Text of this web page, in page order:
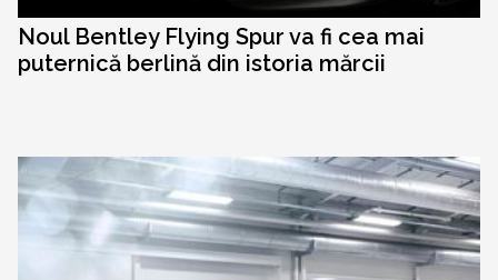
Noul Bentley Flying Spur va fi cea mai
puternică berlină din istoria mărcii